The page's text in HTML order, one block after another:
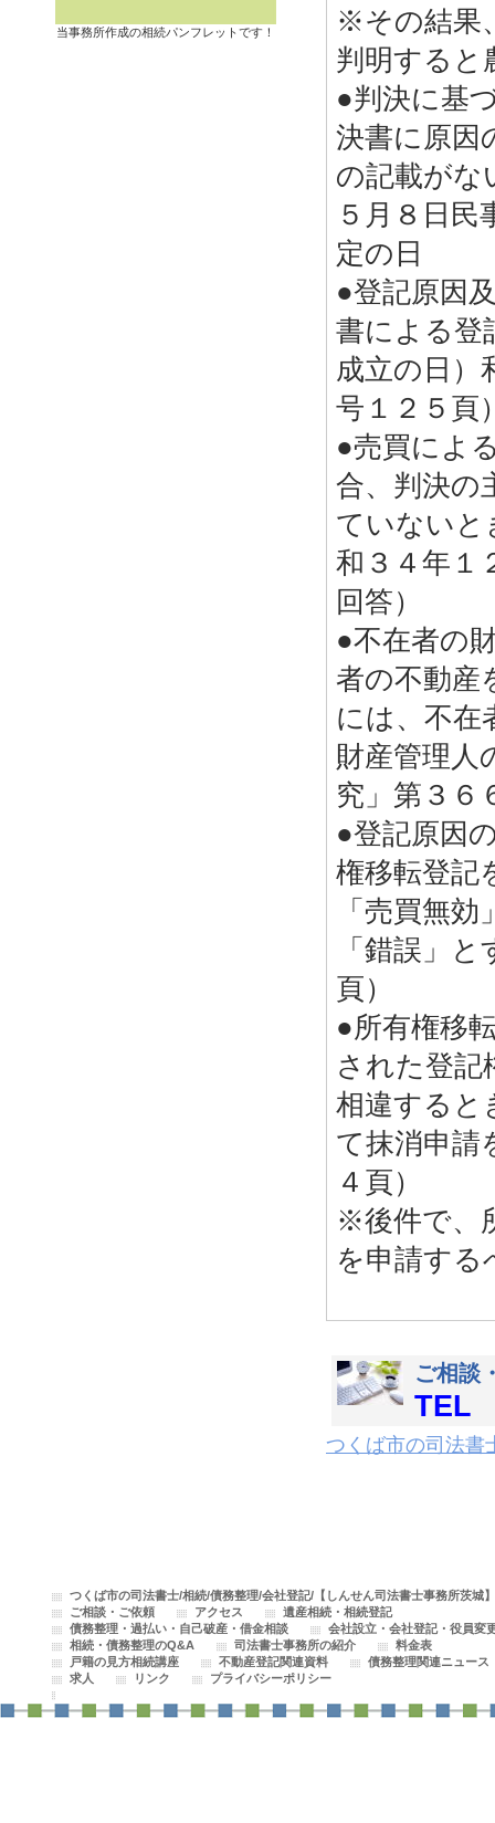
※その結果
判明すると
●判決に基
決書に原因
の記載がな
５月８日民
定の日
●登記原因
書による登
成立の日）
号１２５頁
●売買によ
合、判決の
ていないと
和３４年１
回答）
●不在者の
者の不動産
には、不在
財産管理人
究」第３６
●登記原因
権移転登記
「売買無
「錯誤」
頁）
●所有権移
された登記
相違すると
て抹消申請
４頁）
※後件で、
を申請する
ご相談
TEL
つくば市の司法書
当事務所作成の相続パンフレットです！
つくば市の司法書士/相続/債務整理/会社登記/【しんせん司法書士事務所茨城
ご相談・ご依頼
アクセス
遺産相続・相続登記
債務整理・過払い・自己破産・借金相談
会社設立・会社登記・役員変
相続・債務整理のQ&A
司法書士事務所の紹介
料金表
戸籍の見方相続講座
不動産登記関連資料
債務整理関連ニュース
求人
リンク プライバシーポリシー